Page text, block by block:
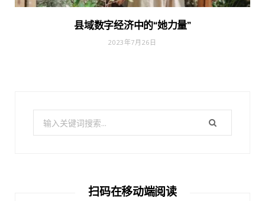
县域数字经济中的“她力量”
2023年7月26日
扫码在移动端阅读